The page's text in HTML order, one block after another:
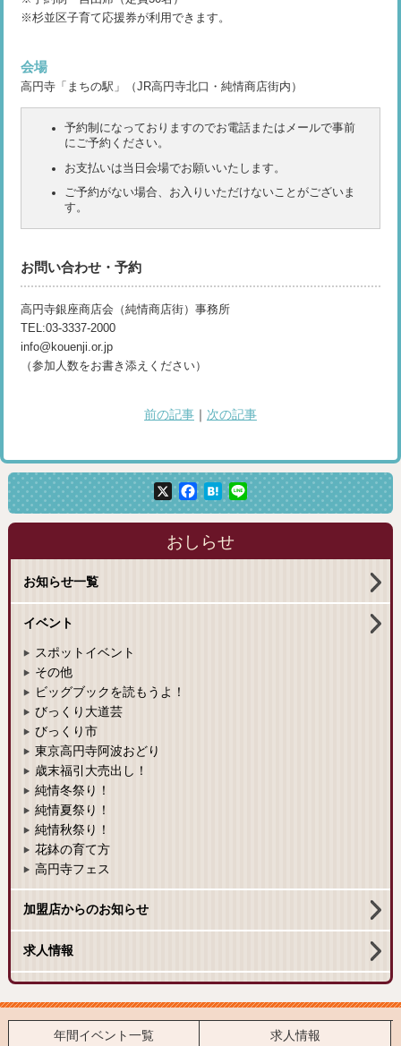
※杉並区子育て応援券が利用できます。
会場
高円寺「まちの駅」（JR高円寺北口・純情商店街内）
予約制になっておりますのでお電話またはメールで事前
にご予約ください。
お支払いは当日会場でお願いいたします。
ご予約がない場合、お入りいただけないことがございま
す。
お問い合わせ・予約
高円寺銀座商店会（純情商店街）事務所
TEL:03-3337-2000
info@kouenji.or.jp
（参加人数をお書き添えください）
前の記事 次の記事
X Facebook
Hatena
Line
おしらせ
お知らせ一覧
イベント
スポットイベント
その他
ビッグブックを読もうよ！
びっくり大道芸
びっくり市
東京高円寺阿波おどり
歳末福引大売出し！
純情冬祭り！
純情夏祭り！
純情秋祭り！
花鉢の育て方
高円寺フェス
加盟店からのお知らせ
求人情報
年間イベント一覧 求人情報